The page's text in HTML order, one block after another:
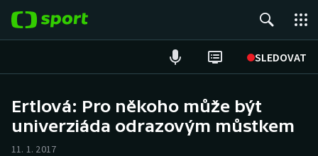
SLEDOVAT
Hokej
Ertlová: Pro někoho může být
univerziáda odrazovým můstkem
11. 1. 2017